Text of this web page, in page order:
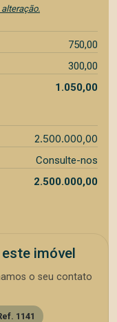
750,00
300,00
1.050,00
2.500.000,00
Consulte-nos
2.500.000,00
imóvel
o seu contato
1141